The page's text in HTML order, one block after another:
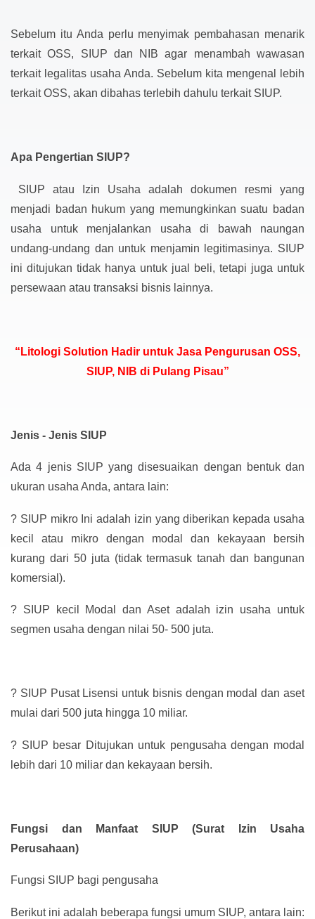
Sebelum itu Anda perlu menyimak pembahasan menarik
terkait OSS, SIUP dan NIB agar menambah wawasan
terkait legalitas usaha Anda. Sebelum kita mengenal lebih
terkait OSS, akan dibahas terlebih dahulu terkait SIUP.
Apa Pengertian SIUP?
SIUP atau Izin Usaha adalah dokumen resmi yang
menjadi badan hukum yang memungkinkan suatu badan
usaha untuk menjalankan usaha di bawah naungan
undang-undang dan untuk menjamin legitimasinya. SIUP
ini ditujukan tidak hanya untuk jual beli, tetapi juga untuk
persewaan atau transaksi bisnis lainnya.
“Litologi Solution Hadir untuk Jasa Pengurusan OSS,
SIUP, NIB di Pulang Pisau”
Jenis - Jenis SIUP
Ada 4 jenis SIUP yang disesuaikan dengan bentuk dan
ukuran usaha Anda, antara lain:
? SIUP mikro Ini adalah izin yang diberikan kepada usaha
kecil atau mikro dengan modal dan kekayaan bersih
kurang dari 50 juta (tidak termasuk tanah dan bangunan
komersial).
? SIUP kecil Modal dan Aset adalah izin usaha untuk
segmen usaha dengan nilai 50- 500 juta.
? SIUP Pusat Lisensi untuk bisnis dengan modal dan aset
mulai dari 500 juta hingga 10 miliar.
? SIUP besar Ditujukan untuk pengusaha dengan modal
lebih dari 10 miliar dan kekayaan bersih.
Fungsi dan Manfaat SIUP (Surat Izin Usaha
Perusahaan)
Fungsi SIUP bagi pengusaha
Berikut ini adalah beberapa fungsi umum SIUP, antara lain: